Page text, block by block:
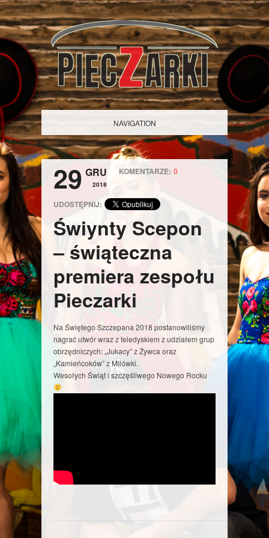
NAVIGATION
29 GRU
2018
KOMENTARZE: 0
UDOSTĘPNIJ:
Świynty Scepon
– świąteczna
premiera zespołu
Pieczarki
Na Świętego Szczepana 2018 postanowiliśmy
nagrać utwór wraz z teledyskiem z udziałem grup
obrzędniczych: „Jukacy” z Żywca oraz
„Kamieńcoków” z Milówki.
Wesołych Świąt i szczęśliwego Nowego Rocku